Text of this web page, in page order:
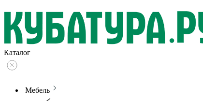
Каталог
Мебель